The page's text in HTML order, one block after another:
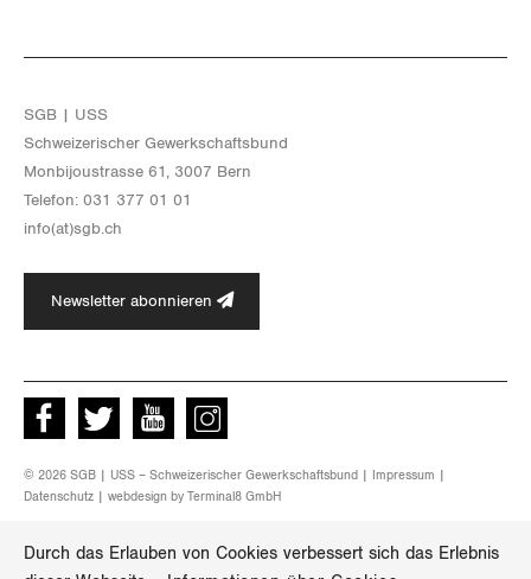
Durch das Erlauben von Cookies verbessert sich das Erlebnis
SGB | USS
Schwei­ze­ri­scher Ge­werk­schafts­bund
Mon­bi­joustras­se 61, 3007 Bern
Te­le­fon: 031 377 01 01
info(at)​sgb.​ch
Newsletter abonnieren
Facebook Twitter Youtube instagram
© 2026 SGB | USS – Schweizerischer Gewerkschaftsbund | Impressum
Datenschutz | webdesign by Terminal8 GmbH